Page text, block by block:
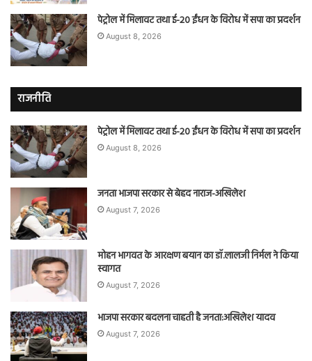
पेट्रोल में मिलावट तथा ई-20 ईंधन के विरोध में सपा का प्रदर्शन
August 8, 2026
राजनीति
पेट्रोल में मिलावट तथा ई-20 ईंधन के विरोध में सपा का प्रदर्शन
August 8, 2026
जनता भाजपा सरकार से बेहद नाराज-अखिलेश
August 7, 2026
मोहन भागवत के आरक्षण बयान का डॉ.लालजी निर्मल ने किया
स्वागत
August 7, 2026
भाजपा सरकार बदलना चाहती है जनता:अखिलेश यादव
August 7, 2026